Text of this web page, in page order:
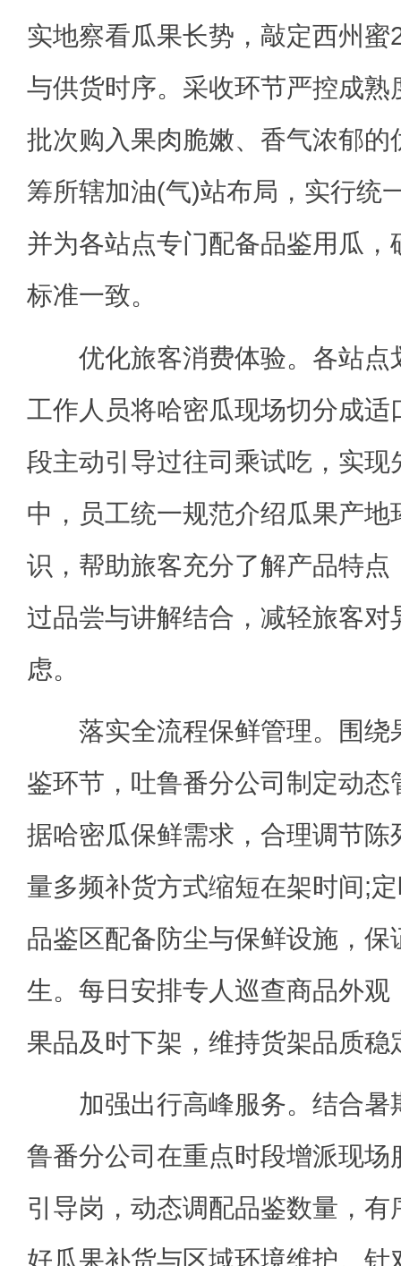
实地察看瓜果长势，敲定西州
与供货时序。采收环节严控成熟
批次购入果肉脆嫩、香气浓郁的
筹所辖加油(气)站布局，实行统
并为各站点专门配备品鉴用瓜
标准一致。
优化旅客消费体验。各站点
工作人员将哈密瓜现场切分成适
段主动引导过往司乘试吃，实现
中，员工统一规范介绍瓜果产
识，帮助旅客充分了解产品特点
过品尝与讲解结合，减轻旅客对
虑。
落实全流程保鲜管理。围绕
鉴环节，吐鲁番分公司制定动
据哈密瓜保鲜需求，合理调节陈
量多频补货方式缩短在架时间;
品鉴区配备防尘与保鲜设施，保
生。每日安排专人巡查商品外观
果品及时下架，维持货架品质稳
加强出行高峰服务。结合暑
鲁番分公司在重点时段增派现场
引导岗，动态调配品鉴数量，
好瓜果补货与区域环境维护。针